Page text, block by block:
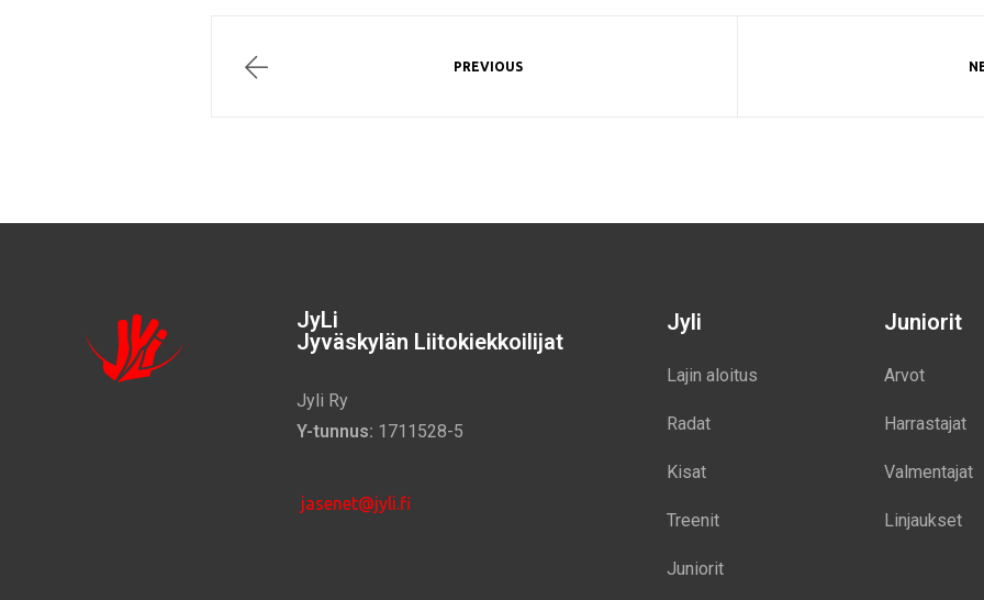
PREVIOUS
JyLi
Jyväskylän Liitokiekkoilijat
Jyli Ry
Y-tunnus: 1711528-5
jasenet@jyli.fi
Jyli
Lajin aloitus
Radat
Kisat
Treenit
Juniorit
Juniorit
Arvot
Harrastajat
Valmentajat
Linjaukset